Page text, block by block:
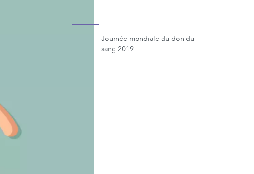
Journée mondiale du don du
sang 2019